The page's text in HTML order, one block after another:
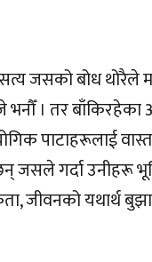
सत्य जसको बोध थोरैले
भनौँ । तर
पाटाहरूलाई
जसले गर्दा उनीहरू
जीवनको यथार्थ